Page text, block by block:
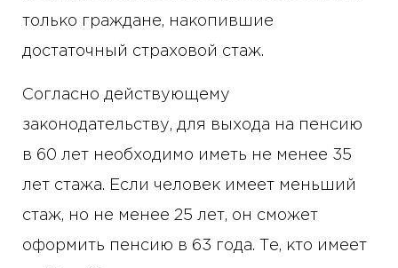
только граждане, накопившие
достаточный страховой стаж.
Согласно действующему
законодательству, для выхода на пенсию
в 60 лет необходимо иметь не менее 35
лет стажа. Если человек имеет меньший
стаж, но не менее 25 лет, он сможет
оформить пенсию в 63 года. Те, кто имеет